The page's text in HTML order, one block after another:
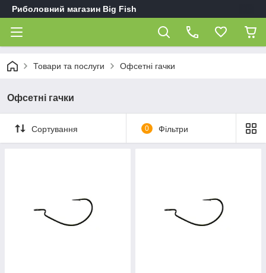
Риболовний магазин Big Fish
Товари та послуги Офсетні гачки
Офсетні гачки
Сортування 0 Фільтри